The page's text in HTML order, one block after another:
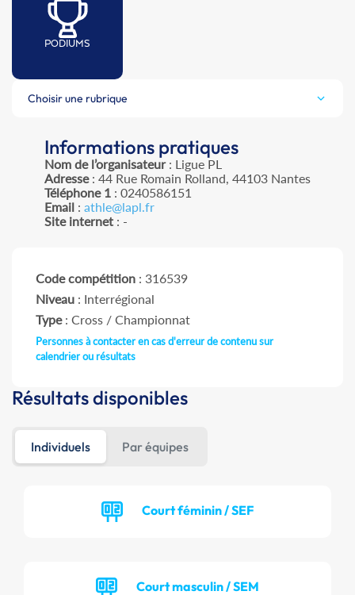
PODIUMS
Choisir une rubrique
Informations pratiques
Nom de l’organisateur: Ligue PL
Adresse: 44 Rue Romain Rolland, 44103 Nantes
Téléphone 1 : 0240586151
Email : athle@lapl.fr
Site internet : -
Code compétition : 316539
Niveau : Interrégional
Type: Cross / Championnat
Personnes à contacter en cas d'erreur de contenu sur
calendrier ou résultats
Résultats disponibles
Individuels Par équipes
Court féminin / SEF
Court masculin / SEM